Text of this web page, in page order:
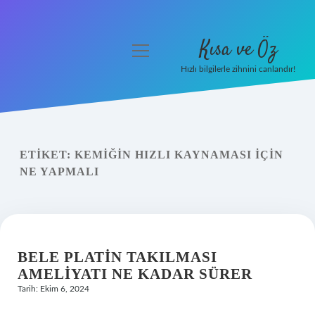
Yasal Uyarı
menüyü
Kısa ve Öz
Hızlı bilgilerle zihnini canlandır!
ETIKET: KEMIĞIN HIZLI KAYNAMASI IÇIN
NE YAPMALI
BELE PLATIN TAKILMASI
AMELIYATI NE KADAR SÜRER
Tarih: Ekim 6, 2024